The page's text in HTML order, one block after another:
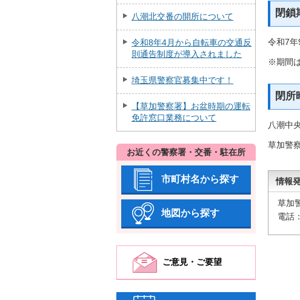
八潮北交番の開所について
令和8年4月から自転車の交通反
則通告制度が導入されました
埼玉県警察官募集中です！
【草加警察署】お盆時期の運転
免許窓口業務について
お近くの警察署・交番・駐在所
市町村名から探す
地図から探す
ご意見・ご要望
閉鎖
令和7年
※期間
閉所
八潮中
草加警
情報
草加
電話